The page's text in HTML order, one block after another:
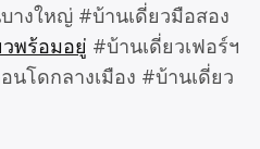
างใหญ่ #บ้านเดี่ยวมือสอง
พร้อมอยู่ #บ้านเดี่ยวเฟอร์ฯ
โดกลางเมือง #บ้านเดี่ยว